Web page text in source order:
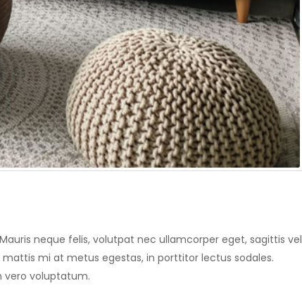
neque felis, volutpat nec ullamcorper eget, sagittis vel
mi at metus egestas, in porttitor lectus sodales.
vero voluptatum.